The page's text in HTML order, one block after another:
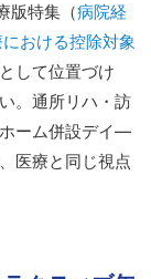
版特集（病院経
おける控除対象
して位置づけ
。通所リハ・訪
ーム併設デイ―
医療と同じ視点